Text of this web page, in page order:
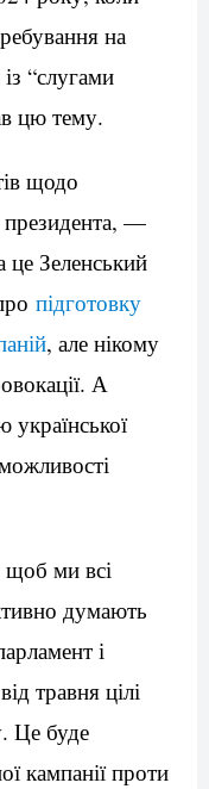
на
“слугами
цю тему.
щодо
президента, —
Зеленський
підготовку
, але нікому
А
щоб ми всі
думають
і
травня цілі
Це буде
кампанії проти